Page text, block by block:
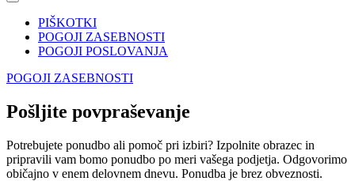
PIŠKOTKI
POGOJI ZASEBNOSTI
POGOJI POSLOVANJA
POGOJI ZASEBNOSTI
Pošljite povpraševanje
Potrebujete ponudbo ali pomoč pri izbiri? Izpolnite obrazec in
pripravili vam bomo ponudbo po meri vašega podjetja. Odgovorimo
običajno v enem delovnem dnevu. Ponudba je brez obveznosti.